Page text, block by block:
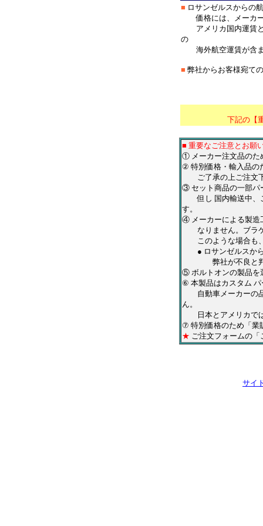
■ ロサンゼルスからの
価格には、メーカー
アメリカ国内運賃と
の
海外航空運賃が含ま
■ 弊社からお客様宛て
下記の【
■ 重要なご注意とお願
① メーカー注文品のた
② 特別価格・輸入品の
ご了承の上ご注文
③ セット商品の一部パ
但し 国内輸送中、ご
す。
④ メーカーによる製造
なりません。ブラケ
このような場合も、
● ロサンゼルスから
弊社が不良と判断
⑤ ボルトオンの製品を
⑥ 本製品はカスタム
自動車メーカーの品
ん。
日本とアメリカでは
⑦ 特別価格のため「業
★ ご注文フォームの
サイ